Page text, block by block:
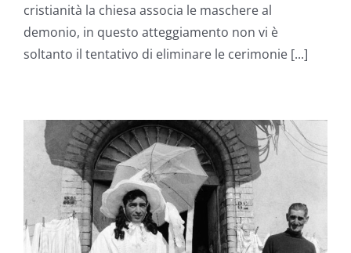
cristianità la chiesa associa le maschere al
demonio, in questo atteggiamento non vi è
soltanto il tentativo di eliminare le cerimonie [...]